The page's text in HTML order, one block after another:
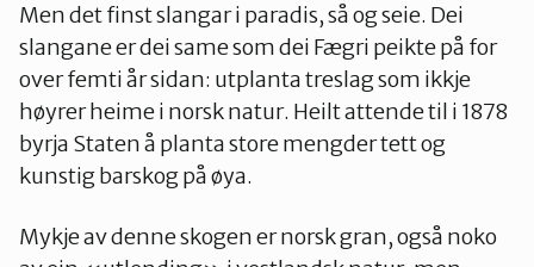
Men det finst slangar i paradis, så og seie. Dei
slangane er dei same som dei Fægri peikte på for
over femti år sidan: utplanta treslag som ikkje
høyrer heime i norsk natur. Heilt attende til i 1878
byrja Staten å planta store mengder tett og
kunstig barskog på øya.
Mykje av denne skogen er norsk gran, også noko